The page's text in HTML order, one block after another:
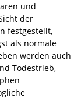
und
der
festgestellt,
als normale
werden auch
Todestrieb,